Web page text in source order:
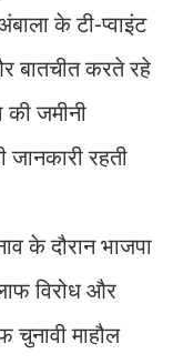
के टी-प्वाइंट
बातचीत करते रहे
जमीनी
रहती
के दौरान भाजपा
विरोध और
चुनावी माहौल